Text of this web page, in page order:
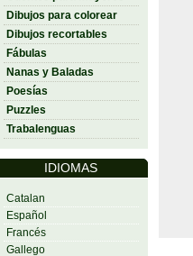
Dibujos para colorear
Dibujos recortables
Fábulas
Nanas y Baladas
Poesías
Puzzles
Trabalenguas
IDIOMAS
Catalan
Español
Francés
Gallego